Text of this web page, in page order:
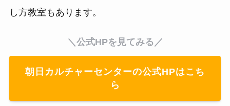
し方教室もあります。
＼公式HPを見てみる／
朝日カルチャーセンターの公式HPはこち
ら